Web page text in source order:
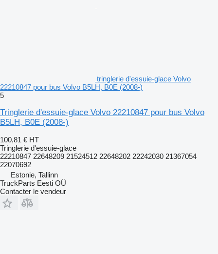
tringlerie d'essuie-glace Volvo
22210847 pour bus Volvo B5LH, B0E (2008-)
5
Tringlerie d'essuie-glace Volvo 22210847 pour bus Volvo
B5LH, B0E (2008-)
100,81 € HT
Tringlerie d'essuie-glace
22210847 22648209 21524512 22648202 22242030 21367054
22070692
Estonie, Tallinn
TruckParts Eesti OÜ
Contacter le vendeur